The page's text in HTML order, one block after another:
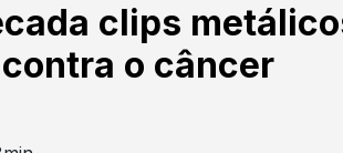
clips
o câncer